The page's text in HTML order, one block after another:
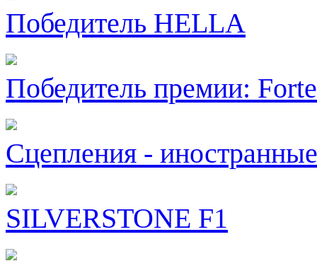
Победитель HELLA
Победитель премии:
Сцепления -
SILVERSTONE F1